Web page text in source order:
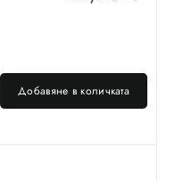
Добавяне в количката